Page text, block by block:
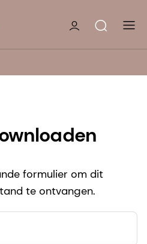
formulier om dit
te ontvangen.